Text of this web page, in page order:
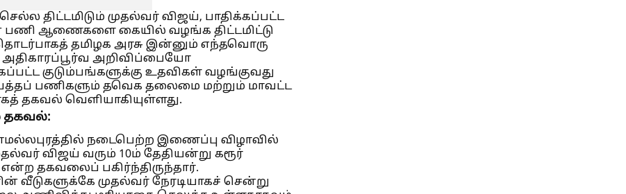
திட்டமிடும் முதல்வர் விஜய், பாதிக்கப்பட்ட
பணி ஆணைகளை கையில் வழங்க திட்டமிட்டு
தொடர்பாகத் தமிழக அரசு இன்னும் எந்தவொரு
அறிவிப்பையோ
குடும்பங்களுக்கு உதவிகள் வழங்குவது
பணிகளும் தவெக தலைமை மற்றும் மாவட்ட
தகவல் வெளியாகியுள்ளது.
தகவல்:
நடைபெற்ற இணைப்பு விழாவில்
விஜய் வரும் 10ம் தேதியன்று கரூர்
என்ற தகவலைப் பகிர்ந்திருந்தார்.
வீடுகளுக்கே முதல்வர் நேரடியாகச் சென்று